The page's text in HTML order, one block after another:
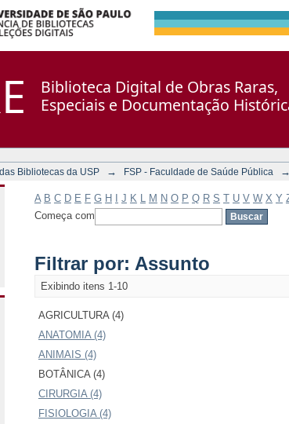
Biblioteca Digital de Obras Raras,
Especiais e Documentação
Bibliotecas da USP → FSP - Faculdade de Saúde Pública →
A B C D E F G H J K M N O P Q R S T U V W X Y
Começa com
Filtrar por: Assunto
Exibindo itens 1-10
AGRICULTURA (4)
ANATOMIA (4)
ANIMAIS (4)
BOTÂNICA (4)
CIRURGIA (4)
FISIOLOGIA (4)